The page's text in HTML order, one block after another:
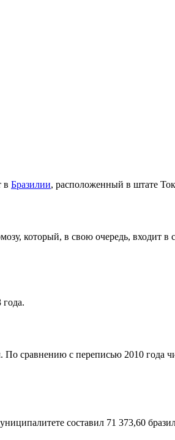
в Бразилии, расположенный в штате
, который, в свою очередь, входит в
сравнению с переписью 2010 года
составил 71 373,60